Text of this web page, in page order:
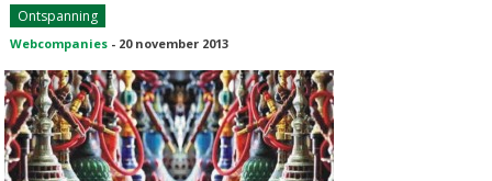
Ontspanning
Webcompanies - 20 november 2013